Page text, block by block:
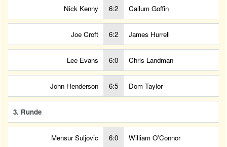
Nick Kenny 6:2 Callum Goffin
Joe Croft 6:2 James Hurrell
Lee Evans 6:0 Chris Landman
John Henderson 6:5 Dom Taylor
3. Runde
Mensur Suljovic 6:0 William O'Connor